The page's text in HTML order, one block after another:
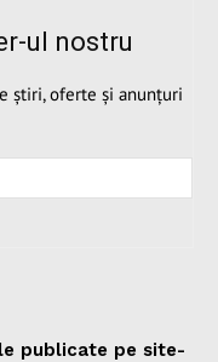
ul nostru
știri, oferte și anunțuri
publicate pe site-